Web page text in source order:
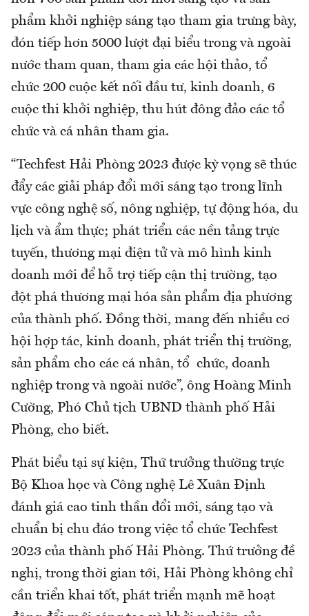
phẩm khởi nghiệp sáng tạo tham gia trưng bày,
đón tiếp hơn 5000 lượt đại biểu trong và ngoài
nước tham quan, tham gia các hội thảo, tổ
chức 200 cuộc kết nối đầu tư, kinh doanh, 6
cuộc thi khởi nghiệp, thu hút đông đảo các tổ
chức và cá nhân tham gia.
“Techfest Hải Phòng 2023 được kỳ vọng sẽ thúc
đẩy các giải pháp đổi mới sáng tạo trong lĩnh
vực công nghệ số, nông nghiệp, tự động hóa, du
lịch và ẩm thực; phát triển các nền tảng trực
tuyến, thương mại điện tử và mô hình kinh
doanh mới để hỗ trợ tiếp cận thị trường, tạo
đột phá thương mại hóa sản phẩm địa phương
của thành phố. Đồng thời, mang đến nhiều cơ
hội hợp tác, kinh doanh, phát triển thị trường,
sản phẩm cho các cá nhân, tổ chức, doanh
nghiệp trong và ngoài nước”, ông Hoàng Minh
Cường, Phó Chủ tịch UBND thành phố Hải
Phòng, cho biết.
Phát biểu tại sự kiện, Thứ trưởng thường trực
Bộ Khoa học và Công nghệ Lê Xuân Định
đánh giá cao tinh thần đổi mới, sáng tạo và
chuẩn bị chu đáo trong việc tổ chức Techfest
2023 của thành phố Hải Phòng. Thứ trưởng đề
nghị, trong thời gian tới, Hải Phòng không chỉ
cần triển khai tốt, phát triển mạnh mẽ hoạt